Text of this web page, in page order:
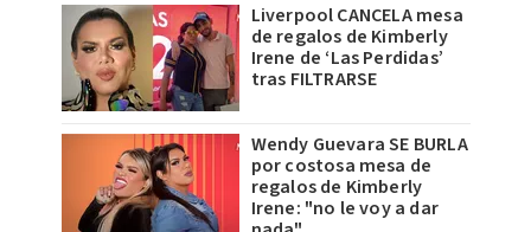
Liverpool CANCELA mesa
de regalos de Kimberly
Irene de ‘Las Perdidas’
tras FILTRARSE
Wendy Guevara SE BURLA
por costosa mesa de
regalos de Kimberly
Irene: "no le voy a dar